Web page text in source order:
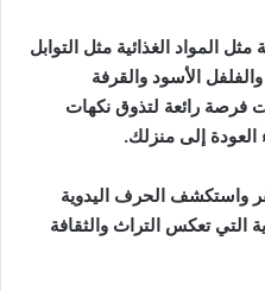
المواد الغذائية مثل التوابل
الأسود والقرفة
فرصة رائعة لتذوق نكهات
العودة إلى منزلك.
واستكشف الحرف اليدوية
التي تعكس التراث والثقافة